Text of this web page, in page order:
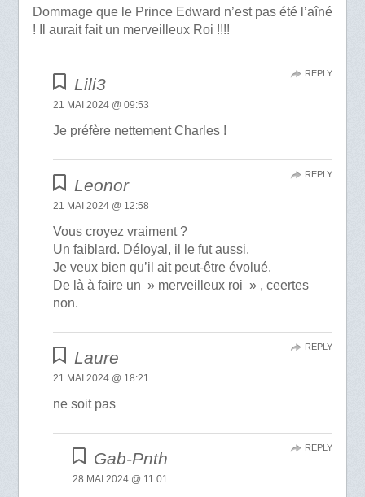
Dommage que le Prince Edward n’est pas été l’aîné
! Il aurait fait un merveilleux Roi !!!!
Lili3
21 MAI 2024 @ 09:53
Je préfère nettement Charles !
REPLY
Leonor
21 MAI 2024 @ 12:58
Vous croyez vraiment ?
Un faiblard. Déloyal, il le fut aussi.
Je veux bien qu’il ait peut-être évolué.
De là à faire un » merveilleux roi » , ceertes
non.
REPLY
Laure
21 MAI 2024 @ 18:21
ne soit pas
REPLY
Gab-Pnth
28 MAI 2024 @ 11:01
REPLY